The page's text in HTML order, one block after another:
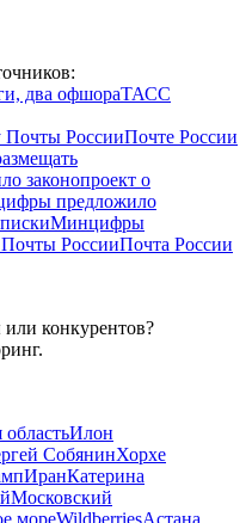
два офшораТАСС
РоссииПочте России
законопроект о
предложило
Минцифры
РоссииПочта России
конкурентов?
Илон
СобянинХорхе
ИранКатерина
Московский
мореWildberriesАстана